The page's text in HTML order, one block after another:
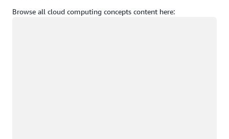
Browse all cloud computing concepts content here: